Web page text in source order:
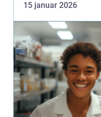
be...
15 januar 2026